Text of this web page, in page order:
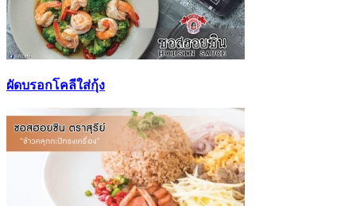
ผัดบรอกโคลีใส่กุ้ง